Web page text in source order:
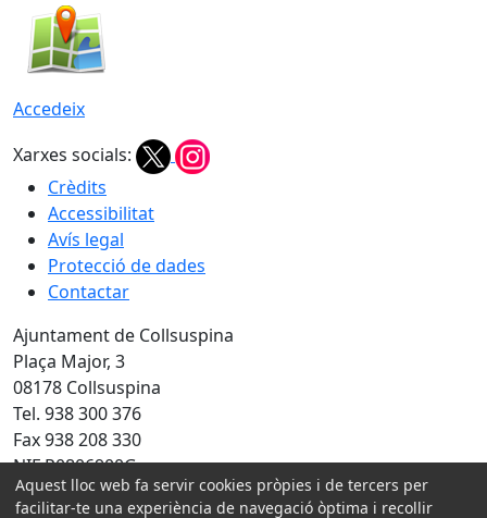
Accedeix
Xarxes socials:
Crèdits
Accessibilitat
Avís legal
Protecció de dades
Contactar
Ajuntament de Collsuspina
Plaça Major, 3
08178 Collsuspina
Tel. 938 300 376
Fax 938 208 330
NIF P0806900G
Amb la col·laboració de:
Aquest lloc web fa servir cookies pròpies i de tercers per
facilitar-te una experiència de navegació òptima i recollir